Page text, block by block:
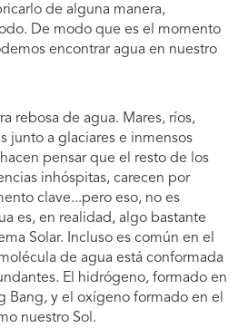
de alguna manera,
De modo que es el momento
encontrar agua en nuestro
rebosa de agua. Mares, ríos,
junto a glaciares e inmensos
pensar que el resto de los
inhóspitas, carecen por
clave...pero eso, no es
es, en realidad, algo bastante
Solar. Incluso es común en el
de agua está conformada
El hidrógeno, formado en
Bang, y el oxígeno formado en el
nuestro Sol.